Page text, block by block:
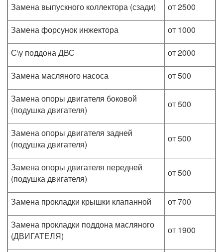
Замена выпускного коллектора (сзади)
от 2500
Замена форсунок инжектора
от 1000
С\у поддона ДВС
от 2000
Замена масляного насоса
от 500
Замена опоры двигателя боковой
(подушка двигателя)
от 500
Замена опоры двигателя задней
(подушка двигателя)
от 500
Замена опоры двигателя передней
(подушка двигателя)
от 500
Замена прокладки крышки клапанной
от 700
Замена прокладки поддона масляного
(ДВИГАТЕЛЯ)
от 1900